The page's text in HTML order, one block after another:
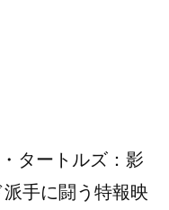
タートルズ：影
手に闘う特報映